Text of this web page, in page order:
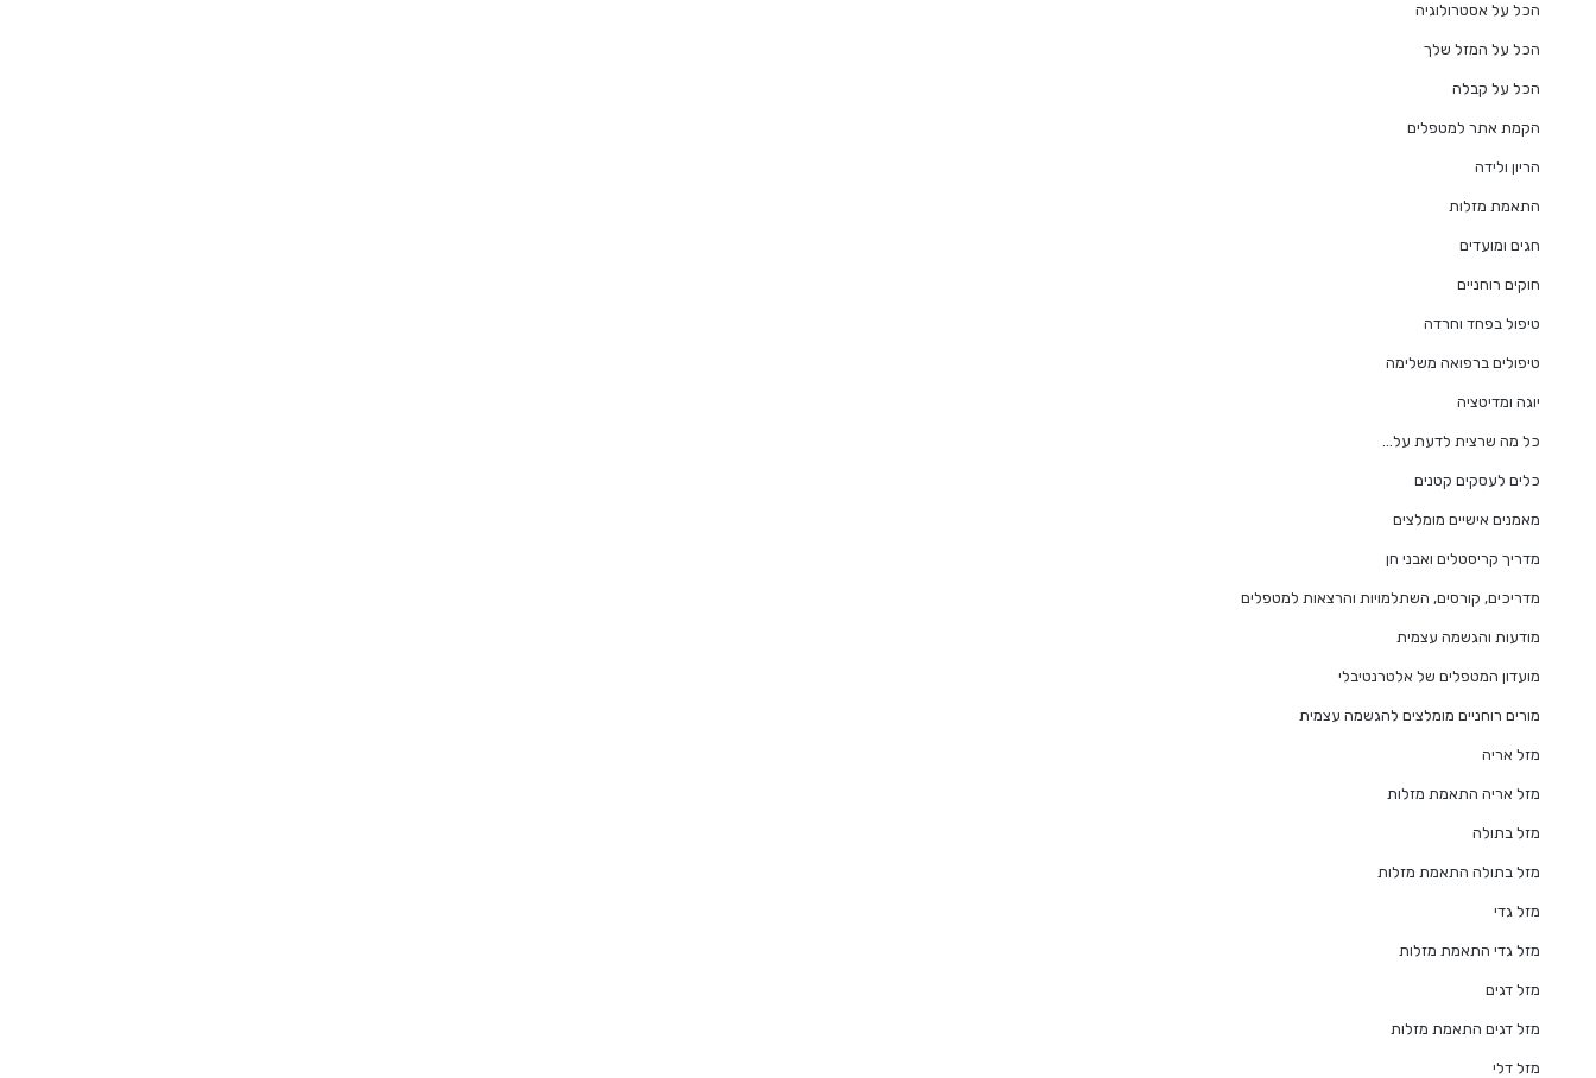
הכל על אסטרולוגיה
הכל על המזל שלך
הכל על קבלה
הקמת אתר למטפלים
הריון ולידה
התאמת מזלות
חגים ומועדים
חוקים רוחניים
טיפול בפחד וחרדה
טיפולים ברפואה משלימה
יוגה ומדיטציה
כל מה שרצית לדעת על…
כלים לעסקים קטנים
מאמנים אישיים מומלצים
מדריך קריסטלים ואבני חן
מדריכים, קורסים, השתלמויות והרצאות למטפלים
מודעות והגשמה עצמית
מועדון המטפלים של אלטרנטיבלי
מורים רוחניים מומלצים להגשמה עצמית
מזל אריה
מזל אריה התאמת מזלות
מזל בתולה
מזל בתולה התאמת מזלות
מזל גדי
מזל גדי התאמת מזלות
מזל דגים
מזל דגים התאמת מזלות
מזל דלי